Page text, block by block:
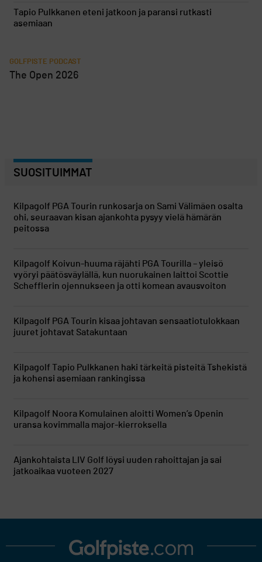
Tapio Pulkkanen eteni jatkoon ja paransi rutkasti
asemiaan
GOLFPISTE PODCAST
The Open 2026
SUOSITUIMMAT
Kilpagolf PGA Tourin runkosarja on Sami Välimäen osalta
ohi, seuraavan kisan ajankohta pysyy vielä hämärän
peitossa
Kilpagolf Koivun-huuma räjähti PGA Tourilla – yleisö
vyöryi päätösväylällä, kun nuorukainen laittoi Scottie
Schefflerin ojennukseen ja otti komean avausvoiton
Kilpagolf PGA Tourin kisaa johtavan sensaatiotulokkaan
juuret johtavat Satakuntaan
Kilpagolf Tapio Pulkkanen haki tärkeitä pisteitä Tshekistä
ja kohensi asemiaan rankingissa
Kilpagolf Noora Komulainen aloitti Women’s Openin
uransa kovimmalla major-kierroksella
Ajankohtaista
LIV Golf löysi uuden rahoittajan ja sai
jatkoaikaa vuoteen 2027